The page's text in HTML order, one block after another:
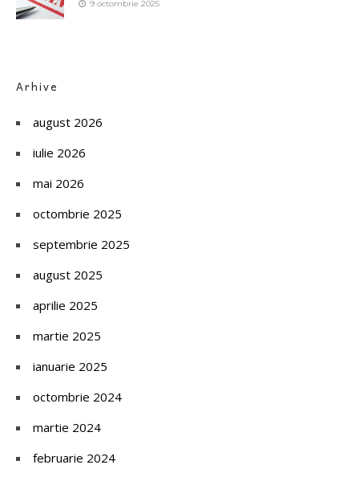
9 octombrie 2025
Arhive
august 2026
iulie 2026
mai 2026
octombrie 2025
septembrie 2025
august 2025
aprilie 2025
martie 2025
ianuarie 2025
octombrie 2024
martie 2024
februarie 2024